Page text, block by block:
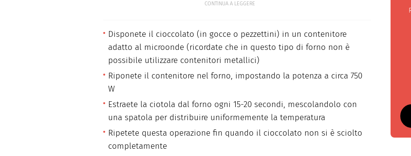
CONTINUA A LEGGERE
Disponete il cioccolato (in gocce o pezzettini) in un contenitore
adatto al microonde (ricordate che in questo tipo di forno non è
possibile utilizzare contenitori metallici)
Riponete il contenitore nel forno, impostando la potenza a circa 750
W
Estraete la ciotola dal forno ogni 15-20 secondi, mescolandolo con
una spatola per distribuire uniformemente la temperatura
Ripetete questa operazione fin quando il cioccolato non si è sciolto
completamente